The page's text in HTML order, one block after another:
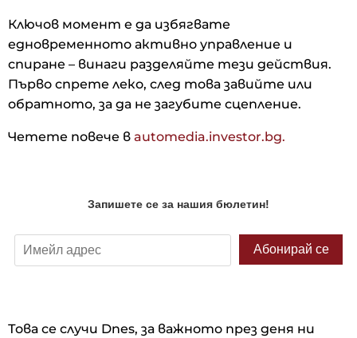
Ключов момент е да избягвате
едновременното активно управление и
спиране – винаги разделяйте тези действия.
Първо спрете леко, след това завийте или
обратното, за да не загубите сцепление.
Четете повече в automedia.investor.bg.
Това се случи Dnes, за важното през деня ни